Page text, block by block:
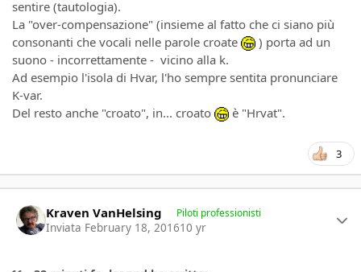
sentire (tautologia).
La "over-compensazione" (insieme al fatto che ci siano più
consonanti che vocali nelle parole croate
) porta ad un
suono - incorrettamente - vicino alla k.
Ad esempio l'isola di Hvar, l'ho sempre sentita pronunciare
K-var.
Del resto anche "croato", in... croato
è "Hrvat".
3
Kraven VanHelsing Piloti professionisti
Inviata February 18, 201610 yr